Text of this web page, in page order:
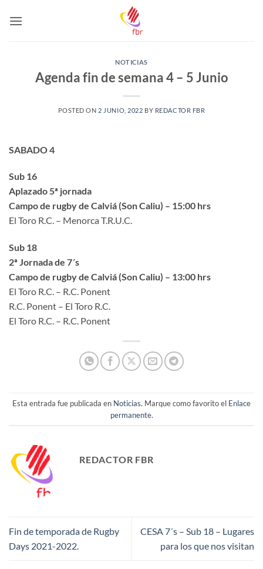
NOTICIAS
Agenda fin de semana 4 – 5 Junio
POSTED ON 2 JUNIO, 2022 BY REDACTOR FBR
SABADO 4
Sub 16
Aplazado 5ª jornada
Campo de rugby de Calviá (Son Caliu) – 15:00 hrs
El Toro R.C. – Menorca T.R.U.C.
Sub 18
2ª Jornada de 7´s
Campo de rugby de Calviá (Son Caliu) – 13:00 hrs
El Toro R.C. – R.C. Ponent
R.C. Ponent – El Toro R.C.
El Toro R.C. – R.C. Ponent
Esta entrada fue publicada en Noticias. Marque como favorito el Enlace
permanente.
REDACTOR FBR
Fin de temporada de Rugby
Days 2021-2022.
CESA 7´s – Sub 18 – Lugares
para los que nos visitan